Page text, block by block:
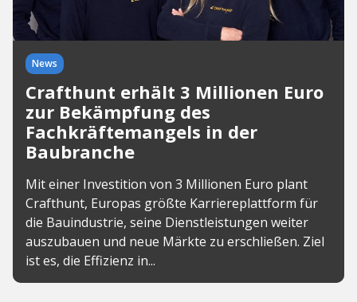
News
Crafthunt erhält 3 Millionen Euro
zur Bekämpfung des
Fachkräftemangels in der
Baubranche
Mit einer Investition von 3 Millionen Euro plant
Crafthunt, Europas größte Karriereplattform für
die Bauindustrie, seine Dienstleistungen weiter
auszubauen und neue Märkte zu erschließen. Ziel
ist es, die Effizienz in...